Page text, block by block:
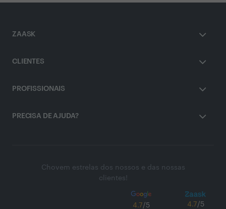
ZAASK
CLIENTES
PROFISSIONAIS
PRECISA DE AJUDA?
Chovem estrelas dos nossos e das nossas
clientes!
4.7/5 4.7/5